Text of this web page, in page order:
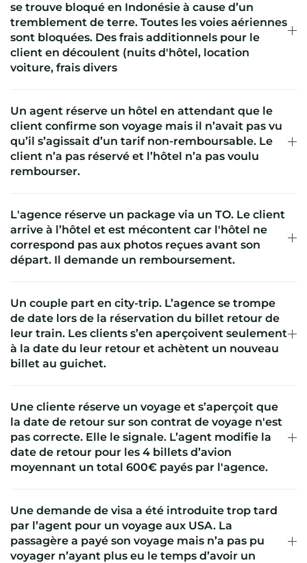
se trouve bloqué en Indonésie à cause d’un
tremblement de terre. Toutes les voies aériennes
sont bloquées. Des frais additionnels pour le
client en découlent (nuits d'hôtel, location
voiture, frais divers
Un agent réserve un hôtel en attendant que le
client confirme son voyage mais il n’avait pas vu
qu’il s’agissait d’un tarif non-remboursable. Le
client n’a pas réservé et l’hôtel n’a pas voulu
rembourser.
L'agence réserve un package via un TO. Le client
arrive à l’hôtel et est mécontent car l'hôtel ne
correspond pas aux photos reçues avant son
départ. Il demande un remboursement.
Un couple part en city-trip. L’agence se trompe
de date lors de la réservation du billet retour de
leur train. Les clients s’en aperçoivent seulement
à la date du leur retour et achètent un nouveau
billet au guichet.
Une cliente réserve un voyage et s’aperçoit que
la date de retour sur son contrat de voyage n'est
pas correcte. Elle le signale. L’agent modifie la
date de retour pour les 4 billets d’avion
moyennant un total 600€ payés par l'agence.
Une demande de visa a été introduite trop tard
par l’agent pour un voyage aux USA. La
passagère a payé son voyage mais n’a pas pu
voyager n’ayant plus eu le temps d’avoir un